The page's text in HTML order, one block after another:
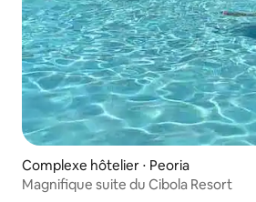
Complexe hôtelier ⋅ Peoria
Magnifique suite du Cibola Resort